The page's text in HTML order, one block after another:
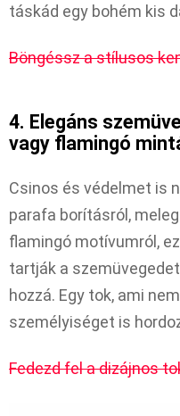
táskád egy bohém kis
Böngéssz a stílusos
4. Elegáns
vagy flamingó
Csinos és védelmet is
parafa borításról,
flamingó motívumról,
tartják a
hozzá. Egy tok, ami
személyiséget is
Fedezd fel a dizájnos